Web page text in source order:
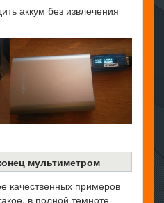
аккум без извлечения
мультиметром
качественных примеров
в полной темноте